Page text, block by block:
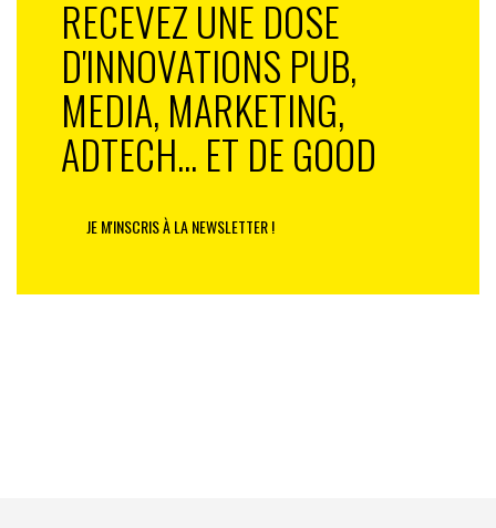
RECEVEZ UNE DOSE
D'INNOVATIONS PUB,
MEDIA, MARKETING,
ADTECH... ET DE GOOD
JE M'INSCRIS À LA NEWSLETTER !